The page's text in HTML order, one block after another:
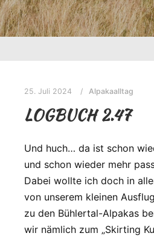
25. Juli 2024 Alpakaalltag
LOGBUCH 2.47
Und huch… da ist schon
und schon wieder mehr
Dabei wollte ich doch in
von unserem kleinen
zu den Bühlertal-Alpakas
wir nämlich zum „Skirting